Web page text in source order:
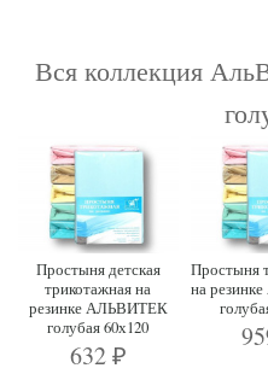
Вся коллекция
Простыня детская
трикотажная на
резинке АЛЬВИТЕК
голубая 60х120
632 ₽
Простыня
на